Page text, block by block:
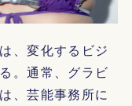
、変化するビジ
。通常、グラビ
、芸能事務所に